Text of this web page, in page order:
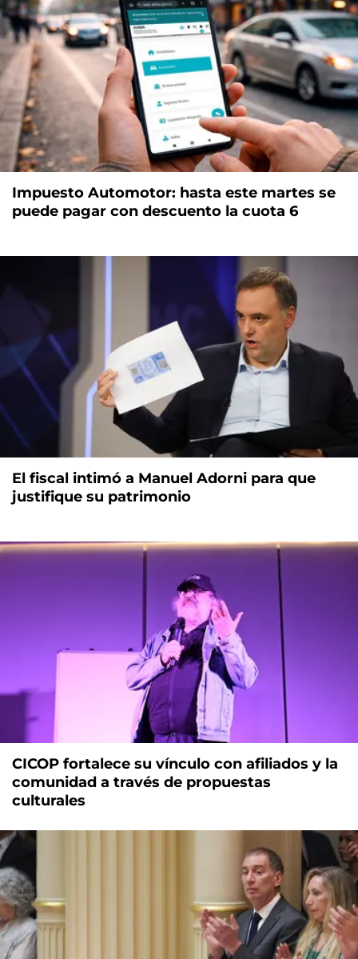
Impuesto Automotor: hasta este martes se
puede pagar con descuento la cuota 6
El fiscal intimó a Manuel Adorni para que
justifique su patrimonio
CICOP fortalece su vínculo con afiliados y la
comunidad a través de propuestas
culturales